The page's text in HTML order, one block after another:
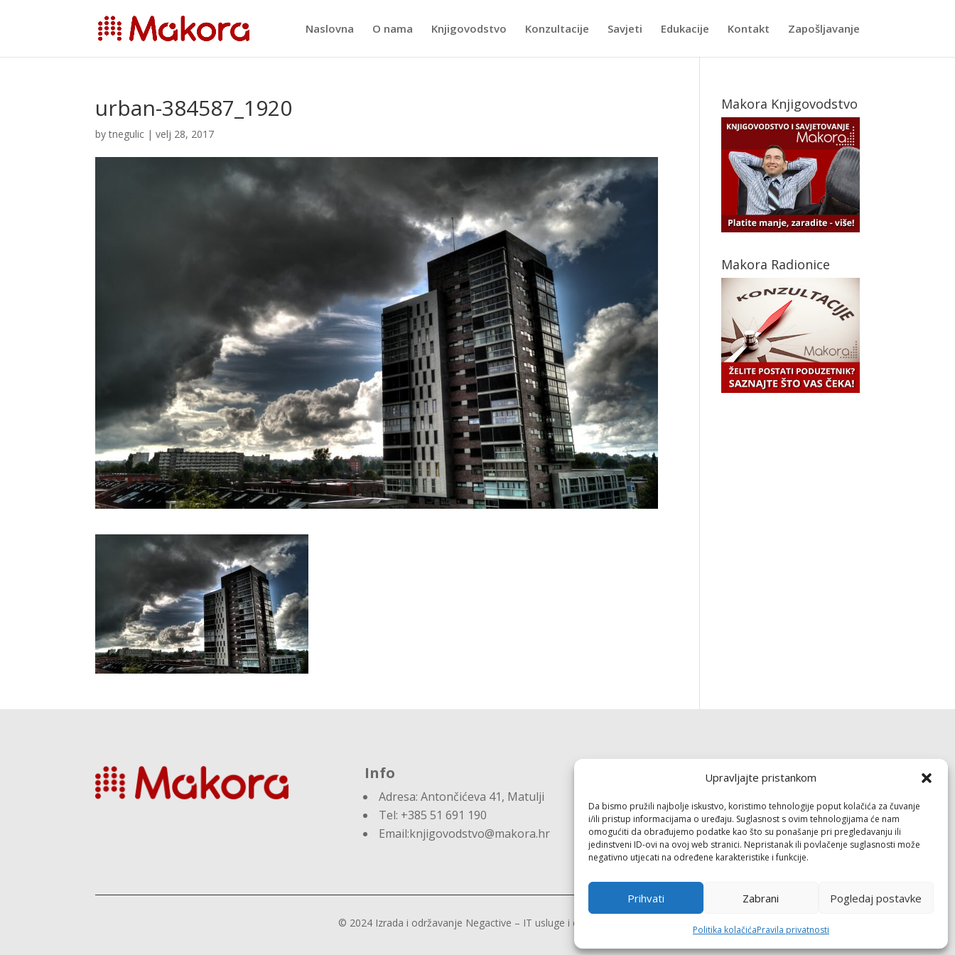
Upravljajte pristankom
Da bismo pružili najbolje iskustvo, koristimo tehnologije poput kolačića za čuvanje
i/ili pristup informacijama o uređaju. Suglasnost s ovim tehnologijama će nam
omogućiti da obrađujemo podatke kao što su ponašanje pri pregledavanju ili
jedinstveni ID-ovi na ovoj web stranici. Nepristanak ili povlačenje suglasnosti može
negativno utjecati na određene karakteristike i funkcije.
Prihvati Zabrani Pogledaj postavke
Politika kolačićaPravila privatnosti
Naslovna O nama Knjigovodstvo Konzultacije Savjeti Edukacije Kontakt Zapošljavanje
urban-384587_1920
bytnegulic |velj 28, 2017
Makora Knjigovodstvo
Makora Radionice
Info
Adresa: Antončićeva 41, Matulji
Tel: +385 51 691 190
Email:knjigovodstvo@makora.hr
Dokumenti
Pravila privatnosti
Politika kolačića (EU)
Follow
© 2024 Izrada i održavanje Negactive – IT usluge i edukacija